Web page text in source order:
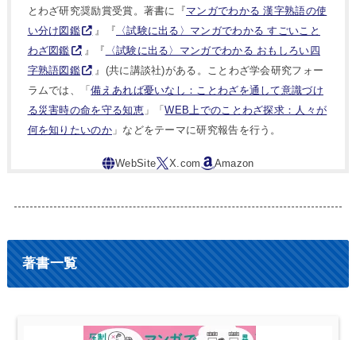
とわざ研究奨励賞受賞。著書に『マンガでわかる 漢字熟語の使
い分け図鑑
』『 〈試験に出る〉マンガでわかる すごいこと
わざ図鑑
』『
〈試験に出る〉マンガでわかる おもしろい四
字熟語図鑑
』(共に講談社)がある。ことわざ学会研究フォー
ラムでは、「備えあれば憂いなし：ことわざを通して意識づけ
る災害時の命を守る知恵」「WEB上でのことわざ探求：人々が
何を知りたいのか」などをテーマに研究報告を行う。
著書一覧